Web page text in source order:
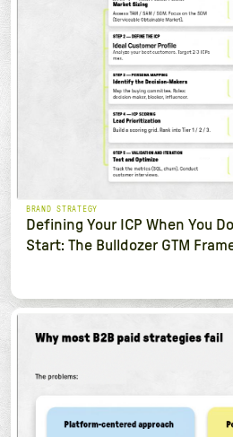
BRAND STRATEGY
Defining Your ICP When You
Start: The Bulldozer GTM